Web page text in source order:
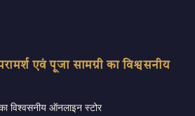
एवं पूजा सामग्री का विश्वसनीय
का विश्वसनीय ऑनलाइन स्टोर